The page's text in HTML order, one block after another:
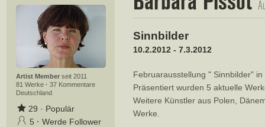
Alle Fokus-Werke
Fokus-Werke
Neue Werke – Auswahl
Artist Memberseit 2011
81 Werke · 37 Kommentare
Deutschland
29 · Populär
5 · Werde Follower
Sinnbilder
10.2.2012 - 7.3.2012
Februarausstellung " Sinnbilder"
Präsentiert wurden 5 aktuelle
Weitere Künstler aus Polen,
Werke.